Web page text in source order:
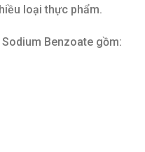
loại thực phẩm.
Benzoate gồm: